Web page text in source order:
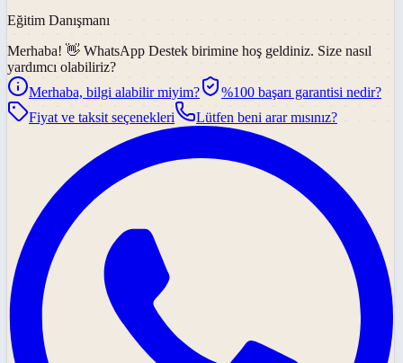
Eğitim Danışmanı
Merhaba! 👋 WhatsApp Destek birimine hoş geldiniz. Size nasıl
yardımcı olabiliriz?
Merhaba, bilgi alabilir miyim?
%100 başarı garantisi nedir?
Fiyat ve taksit seçenekleri
Lütfen beni arar mısınız?